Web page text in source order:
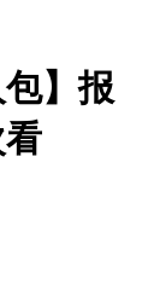
包】报